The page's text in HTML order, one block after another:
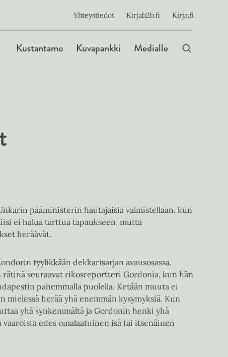
Yhteystiedot Kirjab2b.fi Kirja.fi
Päävalikko
Kustantamo Kuvapankki Medialle
pääministerin hautajaisia valmistellaan, kun
ei halua tarttua tapaukseen, mutta
heräävät.
tyylikkään dekkarisarjan avausosassa.
seuraavat rikosreportteri Gordonia, kun hän
pahemmalla puolella. Ketään muuta ei
herää yhä enemmän kysymyksiä. Kun
yhä synkemmältä ja Gordonin henki yhä
edes omalaatuinen isä tai itsenäinen